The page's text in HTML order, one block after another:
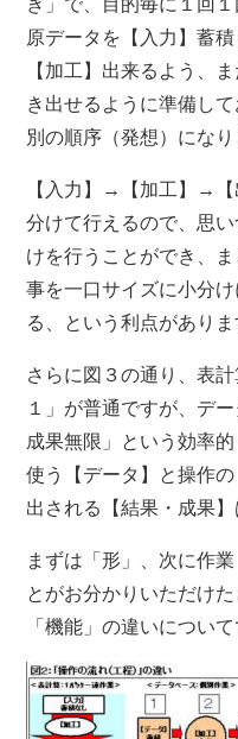
き」で、目的毎に１回
原データを【入力】蓄
【加工】出来るよう、
き出せるように準備し
別の順序（発想）になり
【入力】→【加工】→【
分けて行えるので、思
けを行うことができ、
事を一口サイズに小分
る、という利点がありま
さらに図３の通り、表
１」が普通ですが、デ
成果無限」という効率
使う【データ】と操作
出される【結果・成果】
まずは「形」、次に作
とがお分かりいただけ
「機能」の違いについて